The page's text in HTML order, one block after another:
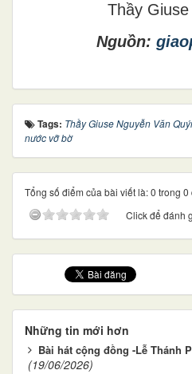
Thầy
Nguồn:
Tags: Thầy Giuse Nguyễn Văn
nước vỡ bờ
Tổng số điểm của bài viết là: 0 trong
Click để đánh
Những tin mới hơn
Bài hát cộng đồng -Lễ Thánh
(19/06/2026)